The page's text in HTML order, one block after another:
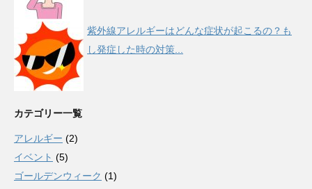
紫外線アレルギーはどんな症状が起こるの？も
し発症した時の対策...
カテゴリー一覧
アレルギー (2)
イベント (5)
ゴールデンウィーク (1)